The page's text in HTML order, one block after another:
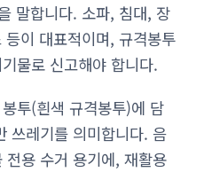
말합니다. 소파, 침대, 장
이 대표적이며, 규격봉투
물로 신고해야 합니다.
투(흰색 규격봉투)에 담
쓰레기를 의미합니다. 음
용 수거 용기에, 재활용